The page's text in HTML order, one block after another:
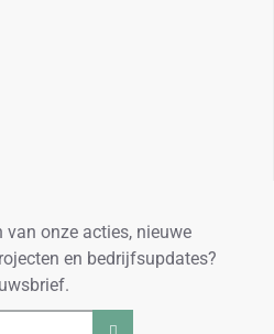
onze acties, nieuwe
en bedrijfsupdates?